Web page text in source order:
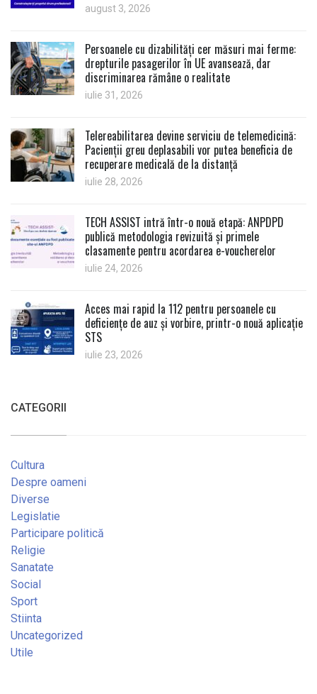
august 3, 2026
Persoanele cu dizabilități cer măsuri mai ferme:
drepturile pasagerilor în UE avansează, dar
discriminarea rămâne o realitate
iulie 31, 2026
Telereabilitarea devine serviciu de telemedicină:
Pacienții greu deplasabili vor putea beneficia de
recuperare medicală de la distanță
iulie 28, 2026
TECH ASSIST intră într-o nouă etapă: ANPDPD
publică metodologia revizuită și primele
clasamente pentru acordarea e-voucherelor
iulie 24, 2026
Acces mai rapid la 112 pentru persoanele cu
deficiențe de auz și vorbire, printr-o nouă aplicație
STS
iulie 23, 2026
CATEGORII
Cultura
Despre oameni
Diverse
Legislatie
Participare politică
Religie
Sanatate
Social
Sport
Stiinta
Uncategorized
Utile